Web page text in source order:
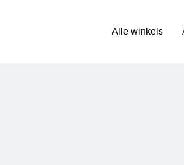
Alle winkels